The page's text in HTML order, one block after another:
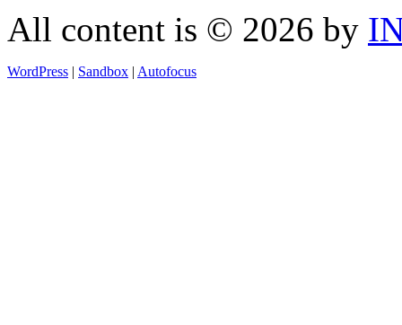
All content is © 2026 by
WordPress | Sandbox | Autofocus